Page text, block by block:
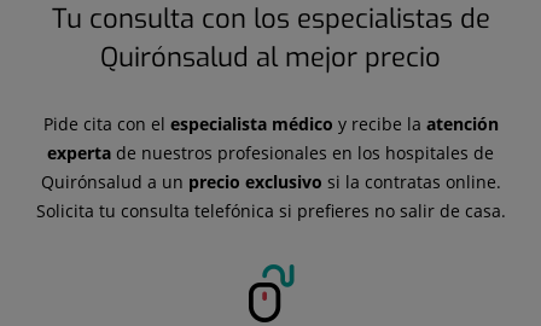
Tu consulta con los especialistas de
Quirónsalud al mejor precio
Pide cita con el especialista médico y recibe la atención
experta de nuestros profesionales en los hospitales de
Quirónsalud a un precio exclusivo si la contratas online.
Solicita tu consulta telefónica si prefieres no salir de casa.